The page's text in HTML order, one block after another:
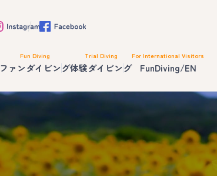
Fun Diving
ファンダイビング
Trial Diving
体験ダイビング
For International Visitors
FunDiving/EN